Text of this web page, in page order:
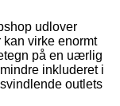
udlover
virke enormt
på en uærlig
inkluderet i
outlets